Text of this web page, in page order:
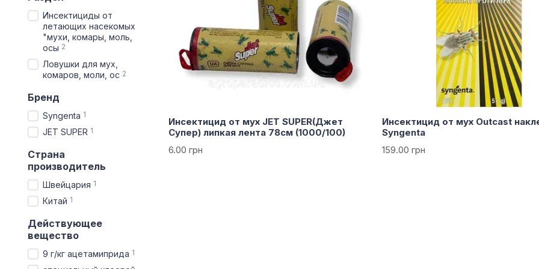
Инсектицид от мух JET SUPER(Джет
Супер) липкая лента 78см (1000/100)
6.00 грн
Инсектицид от мух Outcast
Syngenta
159.00 грн
Инсектициды от
летающих насекомых
"мухи, комары, моль,
осы 2
Ловушки для мух,
комаров, моли, ос 2
Бренд
Syngenta 1
JET SUPER 1
Страна
производитель
Швейцария 1
Китай 1
Действующее
вещество
9 г/кг ацетамиприда 1